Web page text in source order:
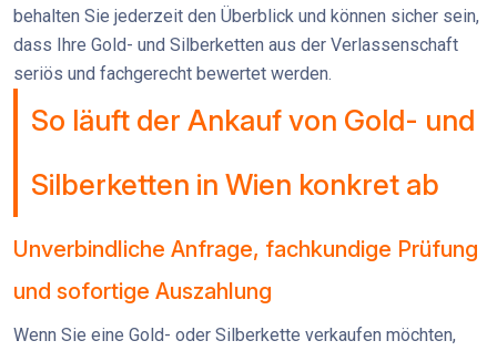
behalten Sie jederzeit den Überblick und können sicher sein,
dass Ihre Gold- und Silberketten aus der Verlassenschaft
seriös und fachgerecht bewertet werden.
So läuft der Ankauf von Gold- und
Silberketten in Wien konkret ab
Unverbindliche Anfrage, fachkundige Prüfung
und sofortige Auszahlung
Wenn Sie eine Gold- oder Silberkette verkaufen möchten,